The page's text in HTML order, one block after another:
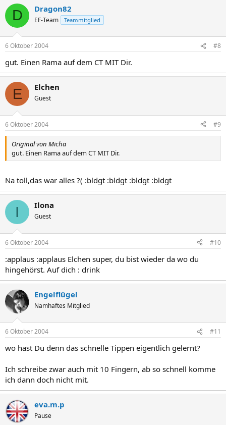
D Dragon82
EF-Team Teammitglied
6 Oktober 2004 #8
gut. Einen Rama auf dem CT MIT Dir.
E Elchen
Guest
6 Oktober 2004 #9
Original von Micha
gut. Einen Rama auf dem CT MIT Dir.
Na toll,das war alles ?( :bldgt :bldgt :bldgt :bldgt
I Ilona
Guest
6 Oktober 2004 #10
:applaus :applaus Elchen super, du bist wieder da wo du
hingehörst. Auf dich : drink
Engelflügel
Namhaftes Mitglied
6 Oktober 2004 #11
wo hast Du denn das schnelle Tippen eigentlich gelernt?
Ich schreibe zwar auch mit 10 Fingern, ab so schnell komme
ich dann doch nicht mit.
eva.m.p
Pause